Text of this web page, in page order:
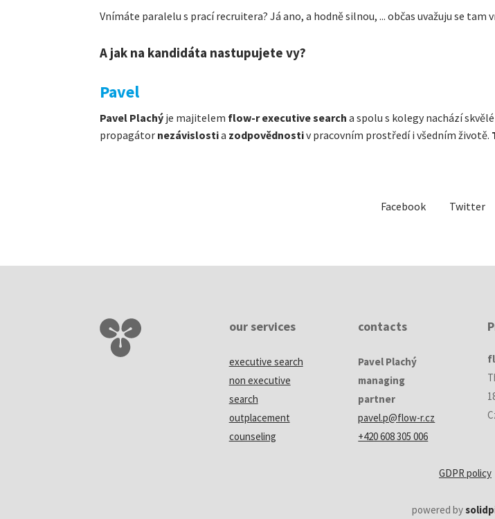
Vnímáte paralelu s prací recruitera? Já ano, a hodně silnou, ... občas uvažuju se
A jak na kandidáta nastupujete vy?
Pavel
Pavel Plachý je majitelem flow-r executive search a spolu s kolegy nachází
propagátor nezávislostia zodpovědnostiv pracovním prostředí i všedním životě.
Facebook Twitter
our services
executive search
non executive
search
outplacement
counseling
contacts
Pavel Plachý
managing
partner
pavel.p@flow-r.cz
+420 608 305 006
GDPR policy
powered by